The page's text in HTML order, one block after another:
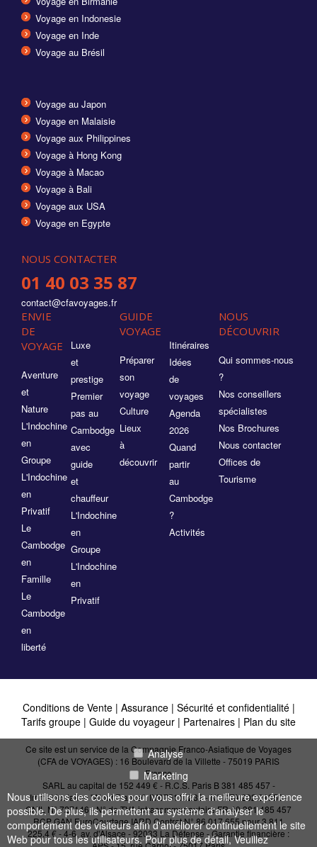
Voyage en Indonesie
Voyage en Inde
Voyage au Brésil
Voyage au Japon
Voyage en Malaisie
Voyage aux Philippines
Voyage à Hong Kong
Voyage à Macao
Voyage à Bali
Voyage aux USA
Voyage en Egypte
NOUS CONTACTER
01 40 03 35 87
contact@cfavoyages.fr
ENVIE
DE
VOYAGE
Aventure
et
Nature
L'Indochine
en
Groupe
L'Indochine
en
Privatif
Le
Cambodge
en
Famille
Le
Cambodge
en
liberté
Luxe
et
prestige
Premier
pas au
Cambodge
avec
guide
et
chauffeur
L'Indochine
en
Groupe
L'Indochine
en
Privatif
GUIDE
VOYAGE
Préparer
son
voyage
Culture
Lieux
à
découvrir
Itinéraires
Idées
de
voyages
Agenda
2026
Quand
partir
au
Cambodge
?
Activités
NOUS
DÉCOUVRIR
Qui sommes-nous
?
Nos conseillers
spécialistes
Nos Brochures
Nous contacter
Offices de
Tourisme
Conditions de Vente| Assurance | Sécurité et confidentialité|
Tarifs groupe | Guide du voyageur | Partenaires | Plan du site
Ce site est un service de la Compagnie Franco-Asiatique de Voyages
(CFA de VOYAGES) : 16 Boulevard de la Villette - 75019 PARIS
France
SARL au capital de 152 449 € - R.C.S. Paris B 381 485 457 -
Immatriculation "Atout France": IM075110232 - N° IATA 202 21950 -
CNIL N° 727146 - N° de TVA intracommunautaire FR 40 381 485 457
RCP GAN EuroCourtage IARD Contrat N° 86.017.655 pour 3 811
225,4 € - 4-6, av. d'Alsace - 92033 La Défense - Garantie financière :
Analyse
Marketing
Nous utilisons des cookies pour vous offrir la meilleure expérience
possible. De plus, ils permettent au système d'analyser le
comportement des visiteurs afin d'améliorer continuellement le site
Web pour tous les utilisateurs. Pour plus de détail, Veuillez